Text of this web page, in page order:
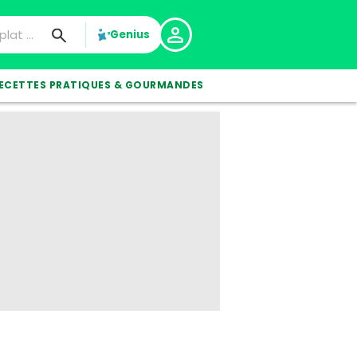
Genius
PRATIQUES & GOURMANDES